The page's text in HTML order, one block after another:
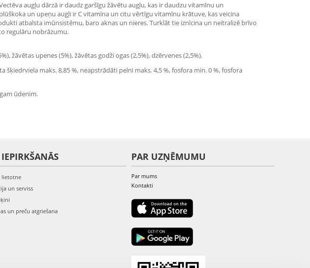
augļu dārzā ir daudz garšīgu žāvētu augļu, kas ir daudzu vitamīnu un
un upeņu augļi ir C vitamīna un citu vērtīgu vitamīnu krātuve, kas veicina
atbalsta imūnsistēmu, baro aknas un nieres. Turklāt tie iznīcina un neitralizē brīvo
regulāru nobrāzumu.
žāvētas upenes (5%), žāvētas godži ogas (2,5%), dzērvenes (2,5%).
maks. 8,85 %, neapstrādāti pelni maks. 4,5 %, fosfora min. 0 %, fosfora
ūdenim.
IEPIRKŠANĀS
lietotne
un serviss
un preču atgriešana
PAR UZŅĒMUMU
Par mums
Kontakti